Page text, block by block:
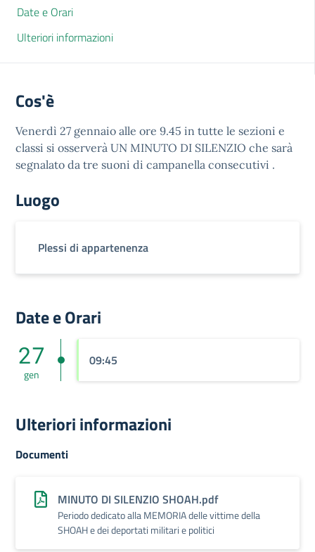
Date e Orari
Ulteriori informazioni
Cos'è
Venerdì 27 gennaio alle ore 9.45 in tutte le sezioni e
classi si osserverà UN MINUTO DI SILENZIO che sarà
segnalato da tre suoni di campanella consecutivi .
Luogo
Plessi di appartenenza
Date e Orari
27
gen
09:45
Ulteriori informazioni
Documenti
MINUTO DI SILENZIO SHOAH.pdf
Periodo dedicato alla MEMORIA delle vittime della
SHOAH e dei deportati militari e politici